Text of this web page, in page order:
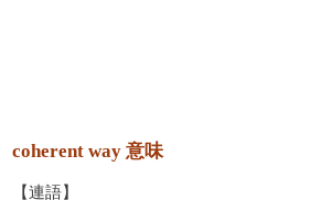
coherent way 意味
【連語】